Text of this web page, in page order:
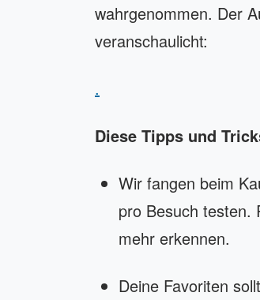
wahrgenommen. Der
veranschaulicht:
.
Diese Tipps und
Wir fangen beim
pro Besuch testen.
mehr erkennen.
Deine Favoriten